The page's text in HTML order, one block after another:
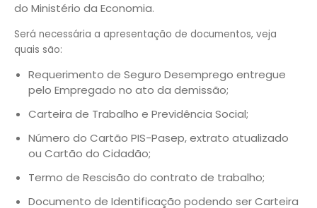
do Ministério da Economia.
Será necessária a apresentação de documentos, veja
quais são:
Requerimento de Seguro Desemprego entregue
pelo Empregado no ato da demissão;
Carteira de Trabalho e Previdência Social;
Número do Cartão PIS-Pasep, extrato atualizado
ou Cartão do Cidadão;
Termo de Rescisão do contrato de trabalho;
Documento de Identificação podendo ser Carteira